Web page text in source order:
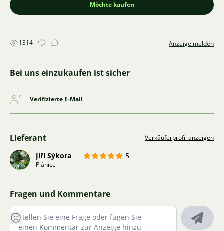
Möchte kaufen
1314 Anzeige melden
Bei uns einzukaufen ist sicher
Verifizierte E-Mail
Lieferant Verkäuferprofil anzeigen
Jiří Sýkora 5
Plánice
Fragen und Kommentare